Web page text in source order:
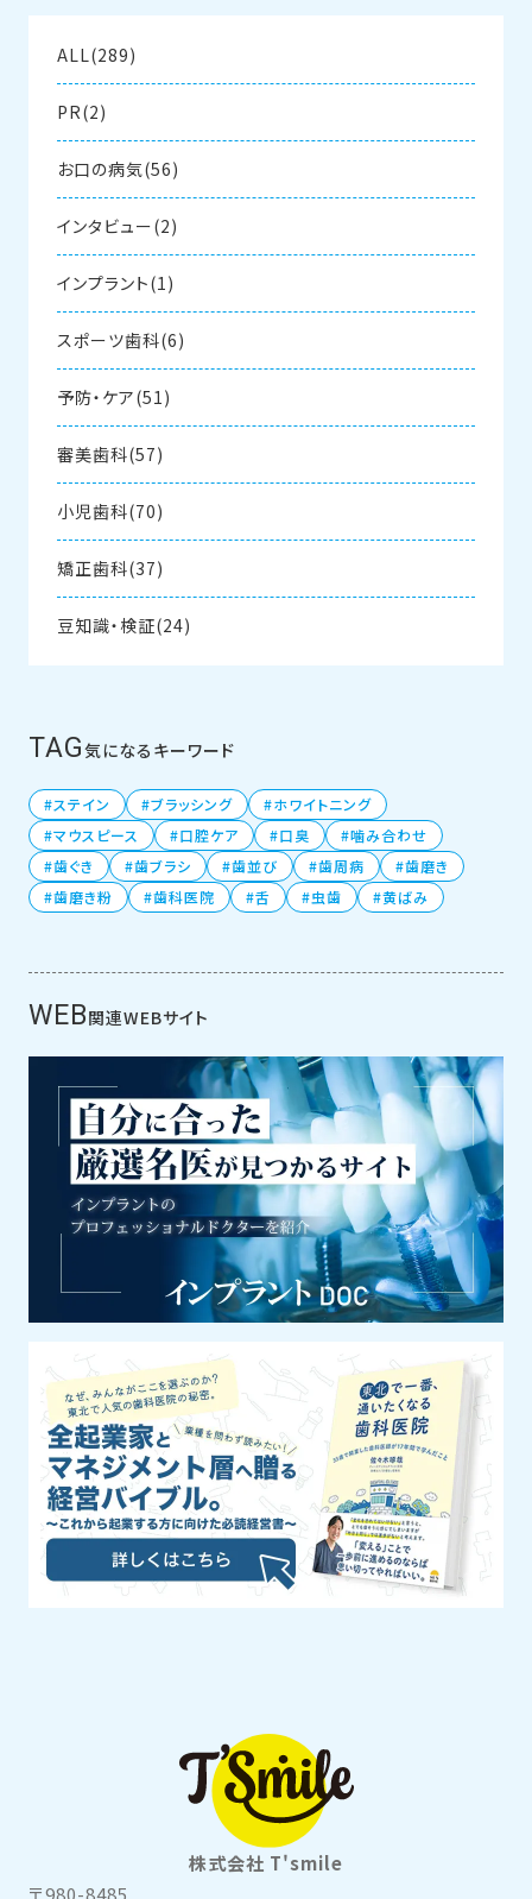
ALL(289)
PR(2)
お口の病気(56)
インタビュー(2)
インプラント(1)
スポーツ歯科(6)
予防・ケア(51)
審美歯科(57)
小児歯科(70)
矯正歯科(37)
豆知識・検証(24)
TAG気になるキーワード
ステイン ブラッシング
ホワイトニング
マウスピース
口腔ケア 口臭
噛み合わせ
歯ぐき
歯ブラシ 歯並び 歯周病
歯磨き
歯磨き粉
歯科医院 舌 虫歯 黄ばみ
WEB関連WEBサイト
株式会社 T'smile